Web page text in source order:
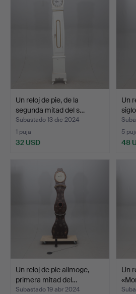
Un reloj de pie, de la
segunda mitad del s…
Subastado 13 dic 2024
1 puja
32 USD
Un
5
48
Un reloj de pie allmoge,
primera mitad del…
Subastado 19 abr 2024
Un